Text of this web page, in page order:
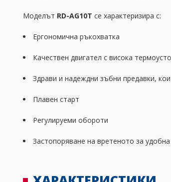
Моделът RD-AG10T се характеризира с:
Ергономична ръкохватка
Качествен двигател с висока
Здрави и надеждни зъбни предавки,
Плавен старт
Регулируеми обороти
Застопоряване на вретеното за